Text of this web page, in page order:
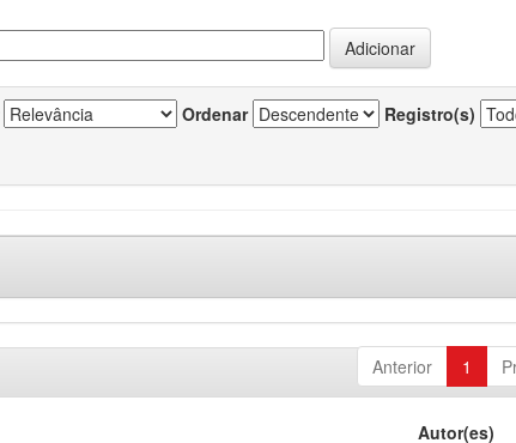
Ordenar Registro(s)
Anterior 1
Autor(es)